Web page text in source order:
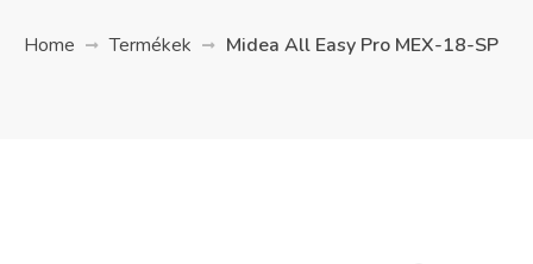
Home Termékek Midea All Easy Pro MEX-18-SP